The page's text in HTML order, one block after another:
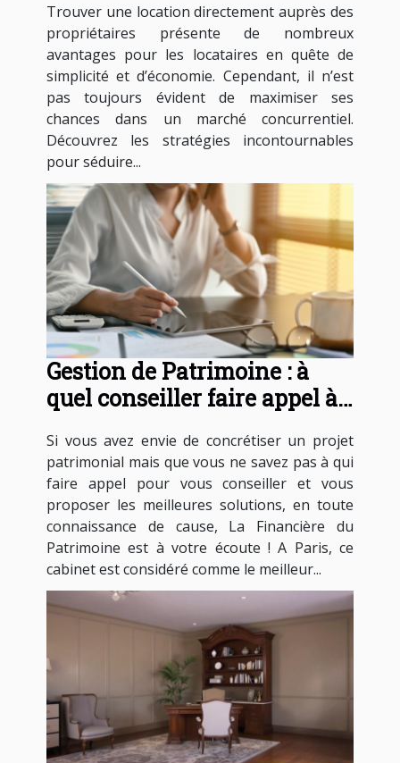
Trouver une location directement auprès des
propriétaires présente de nombreux
avantages pour les locataires en quête de
simplicité et d’économie. Cependant, il n’est
pas toujours évident de maximiser ses
chances dans un marché concurrentiel.
Découvrez les stratégies incontournables
pour séduire...
Gestion de Patrimoine : à
quel conseiller faire appel à
Si vous avez envie de concrétiser un projet
patrimonial mais que vous ne savez pas à qui
faire appel pour vous conseiller et vous
proposer les meilleures solutions, en toute
connaissance de cause, La Financière du
Patrimoine est à votre écoute ! A Paris, ce
cabinet est considéré comme le meilleur...